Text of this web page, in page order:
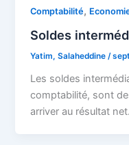
Comptabilité,
Soldes
Yatim, Salaheddine /
Les soldes
comptabilité, sont
arriver au résultat